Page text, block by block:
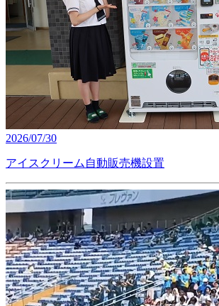
2026/07/30
アイスクリーム自動販売機設置